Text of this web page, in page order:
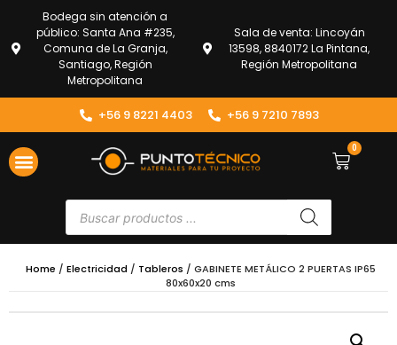
Bodega sin atención a
público: Santa Ana #235,
Comuna de La Granja,
Santiago, Región
Metropolitana
Sala de venta: Lincoyán
13598, 8840172 La Pintana,
Región Metropolitana
+56 9 8221 4403 +56 9 7210 7893
0
Home / Electricidad / Tableros / GABINETE METÁLICO 2 PUERTAS IP65
80x60x20 cms